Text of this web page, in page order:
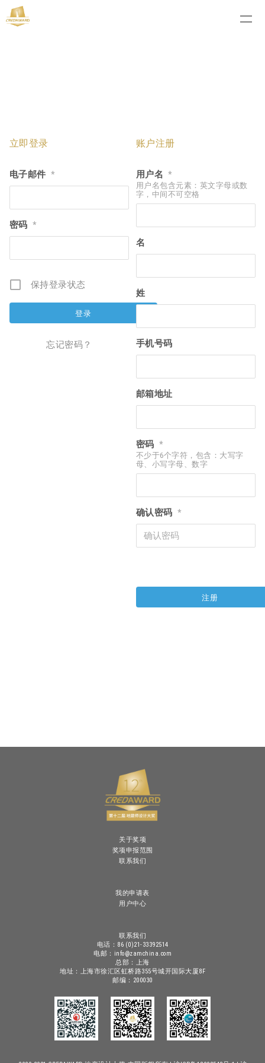
立即登录
电子邮件 *
密码 *
保持登录状态
忘记密码？
账户注册
用户名 *
用户名包含元素：英文字母或数
字，中间不可空格
名
姓
手机号码
邮箱地址
密码 *
不少于6个字符，包含：大写字
母、小写字母、数字
确认密码 *
关于奖项
奖项申报范围
联系我们
我的申请表
用户中心
联系我们
电话：86 (0)21-33392514
电邮：info@zamchina.com
总部：上海
地址：上海市徐汇区虹桥路355号城开国际大厦8F
邮编：200030